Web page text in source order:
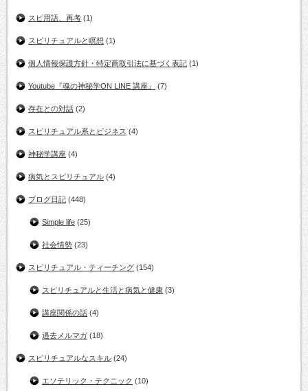
スピ用語、再考 (1)
スピリチュアルと瞑想 (1)
個人情報保護方針・特定商取引法に基づく表記 (1)
Youtube『魂の神秘学ON LINE 講座』 (7)
存在との対話 (2)
スピリチュアル系とビジネス (4)
神秘学講座 (4)
病気とスピリチュアル (4)
ブログ日記 (448)
Simple life (25)
社会情勢 (23)
スピリチュアル・ティーチング (154)
スピリチュアルと生活と病気と健康 (3)
講座関係の話 (4)
過去メルマガ (18)
スピリチュアルなスキル (24)
エソテリック・テクニック (10)